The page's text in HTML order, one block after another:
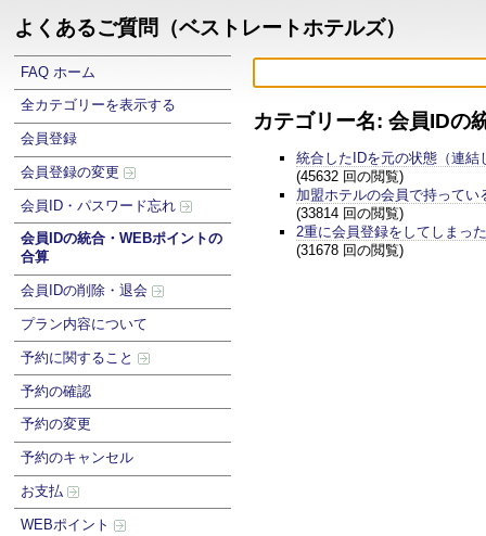
よくあるご質問（ベストレートホテルズ）
FAQ ホーム
全カテゴリーを表示する
会員登録
会員登録の変更
会員ID・パスワード忘れ
会員IDの統合・WEBポイントの
合算
会員IDの削除・退会
プラン内容について
予約に関すること
予約の確認
予約の変更
予約のキャンセル
お支払
WEBポイント
カテゴリー名: 会員IDの
統合したIDを元の状態（連結
(45632 回の閲覧)
加盟ホテルの会員で持って
(33814 回の閲覧)
2重に会員登録をしてしまっ
(31678 回の閲覧)